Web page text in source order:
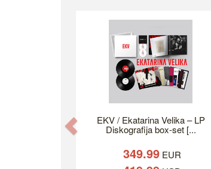
EKV / Ekatarina Velika – LP
Diskografija box-set [...
349.99 EUR
Previous